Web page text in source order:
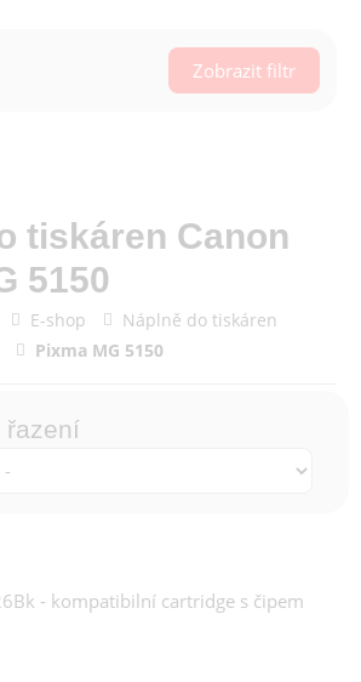
Zobrazit filtr
tiskáren Canon
5150
E-shop
Náplně do tiskáren
Pixma MG 5150
řazení